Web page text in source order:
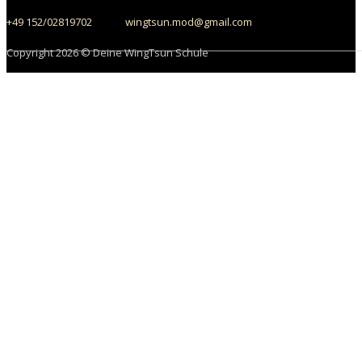
+49 152/02819702 wingtsun.mod@gmail.com
Copyright 2026 © Deine WingTsun Schule